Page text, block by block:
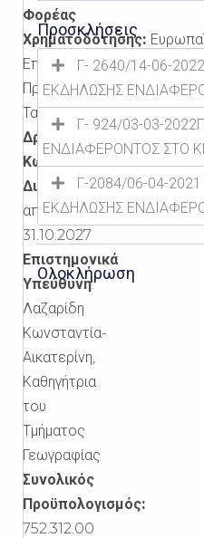
Φορέας
Χρηματοδότησης:
Επιτροπή,
Πράσινο
Ταμείο
Δράση:
ΚωδικόςMIS
Διάρκεια:
από01.11.2019 έως
31.10.2027
Επιστημονικά
Υπεύθυνη:
Λαζαρίδη
Κωνσταντία-
Αικατερίνη,
Καθηγήτρια
του
Τμήματος
Γεωγραφίας
Συνολικός
Προϋπολογισμός:
752.312.00
Προσκλήσεις
Γ- 2640/14-06-
ΕΚΔΗΛΩΣΗΣ
Γ- 924/03-03-
ΕΝΔΙΑΦΕΡΟΝΤΟΣ ΣΤΟ
Γ-2084/06-04-
ΕΚΔΗΛΩΣΗΣ
Ολοκλήρωση